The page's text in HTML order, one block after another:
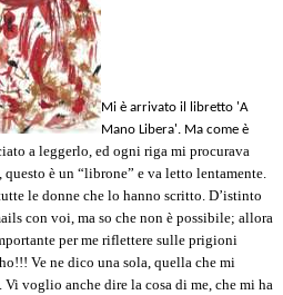
Mi è arrivato il libretto 'A
Mano Libera'. Ma come è
a leggerlo, ed ogni riga mi procurava
è un “librone” e va letto lentamente.
le donne che lo hanno scritto. D’istinto
con voi, ma so che non è possibile; allora
per me riflettere sulle prigioni
Ve ne dico una sola, quella che mi
voglio anche dire la cosa di me, che mi ha